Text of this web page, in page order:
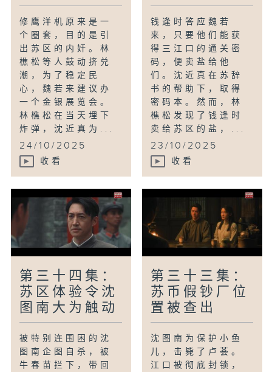
修鹰洋机原来是一
个圈套，目的是引
出苏区的内奸。林
樵松等人鼓动挤兑
潮，为了稳定民
心，魏若来建议办
一个金银展览会。
林樵松在当天埋下
炸弹，沈近真为...
24/10/2025
收看
钱逢时答应魏若
来，只要他们能获
得三江口的通关密
码，便卖盐给他
们。沈近真在苏辞
书的帮助下，取得
密码本。然而，林
樵松发现了钱逢时
卖给苏区的盐，...
23/10/2025
收看
第三十四集：
苏区体验令沈
图南大为触动
被特别连围困的沈
图南企图自杀，被
牛春苗拦下，带回
第三十三集：
苏币假钞厂位
置被查出
沈图南为保护小鱼
儿，击毙了卢荟。
江口被彻底封锁，